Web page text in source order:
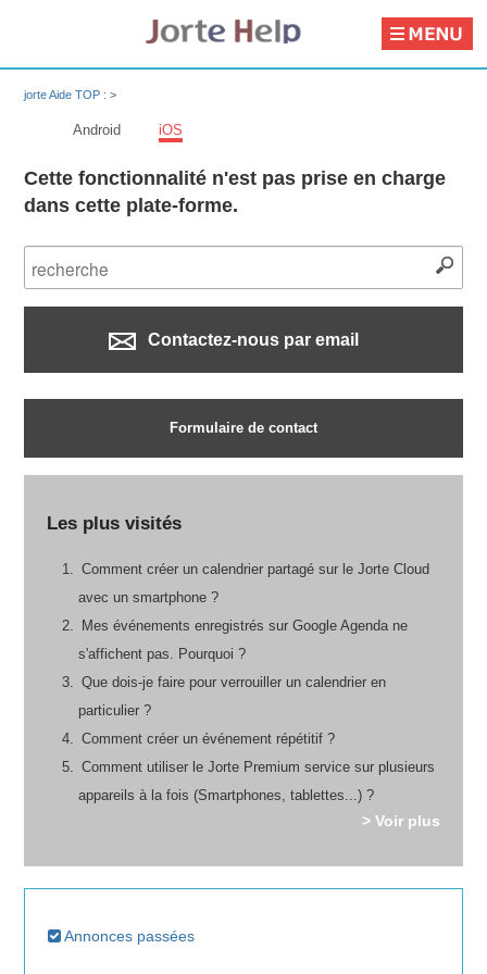
jorte Aide TOP :>
Android iOS
Cette fonctionnalité n'est pas prise en charge
dans cette plate-forme.
Contactez-nous par email
Formulaire de contact
Les plus visités
Comment créer un calendrier partagé sur le Jorte Cloud
avec un smartphone ?
Mes événements enregistrés sur Google Agenda ne
s'affichent pas. Pourquoi ?
Que dois-je faire pour verrouiller un calendrier en
particulier ?
Comment créer un événement répétitif ?
Comment utiliser le Jorte Premium service sur plusieurs
appareils à la fois (Smartphones, tablettes...) ?
> Voir plus
Annonces passées